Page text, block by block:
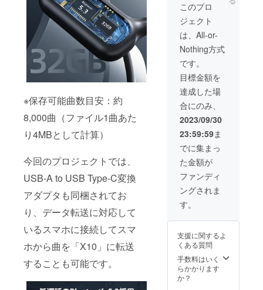
※保存可能曲数目安：約
8,000曲（ファイル1曲あた
り4MBとして計算）
今回のプロジェクトでは、
USB-A to USB Type-C変換
アダプタも同梱されてお
り、データ転送に対応して
いるスマホに接続してスマ
ホから曲を「X10」に転送
することも可能です。
本国内
限定）
内容
物：
「QAE
X10」
ケーブ
ル×3 日
本語取
扱説明
書×3 変
換アダ
プター
×3 調節
用ひも
×3
このプロ
ジェクト
は、All-or-
Nothing方式
です。
目標金額を
達成した場
合にのみ、
2023/09/30
23:59:59ま
でに集まっ
た金額が
ファンディ
ングされま
す。
支援に関するよ
くある質問
手数料はいく
らかかります
か？